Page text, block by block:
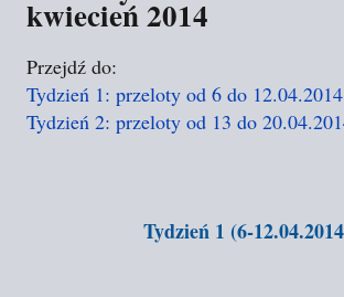
kwiecień 2014
Przejdź do:
Tydzień 1: przeloty od 6 do 12.04.2014
Tydzień 2: przeloty od 13 do
Tydzień 1 (6-